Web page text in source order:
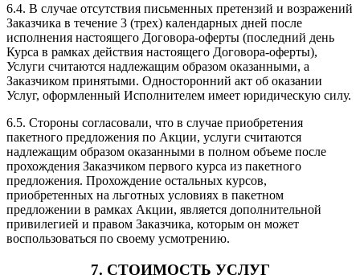
6.4. В случае отсутствия письменных претензий и возражений
Заказчика в течение 3 (трех) календарных дней после
исполнения настоящего Договора-оферты (последний день
Курса в рамках действия настоящего Договора-оферты),
Услуги считаются надлежащим образом оказанными, а
Заказчиком принятыми. Односторонний акт об оказании
Услуг, оформленный Исполнителем имеет юридическую силу.
6.5. Стороны согласовали, что в случае приобретения
пакетного предложения по Акции, услуги считаются
надлежащим образом оказанными в полном объеме после
прохождения Заказчиком первого курса из пакетного
предложения. Прохождение остальных курсов,
приобретенных на льготных условиях в пакетном
предложении в рамках Акции, является дополнительной
привилегией и правом Заказчика, которым он может
воспользоваться по своему усмотрению.
7. СТОИМОСТЬ УСЛУГ